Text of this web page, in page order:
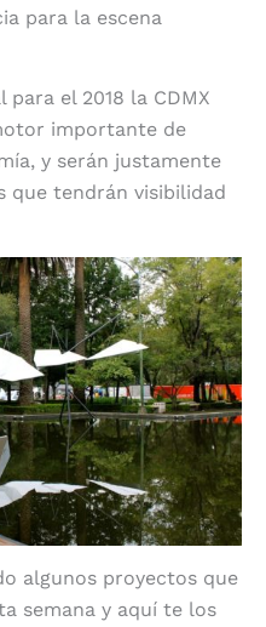
para la escena
el 2018 la CDMX
importante de
y serán justamente
que tendrán visibilidad
algunos proyectos que
semana y aquí te los